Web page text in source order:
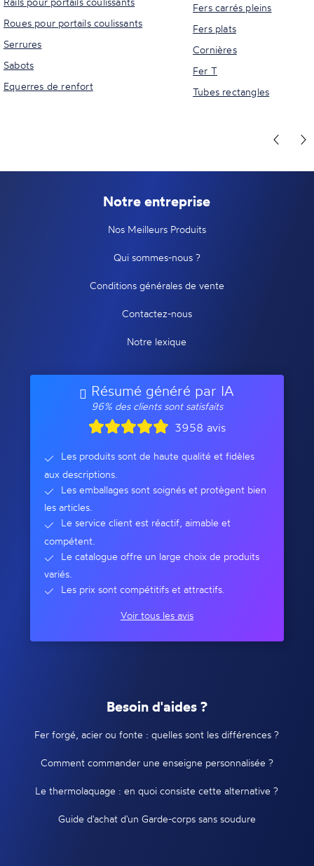
Roues pour portails coulissants
Serrures
Sabots
Equerres de renfort
Fers carrés pleins
Fers plats
Cornières
Fer T
Tubes rectangles
Notre entreprise
Nos Meilleurs Produits
Qui sommes-nous ?
Conditions générales de vente
Contactez-nous
Notre lexique
Résumé généré par IA
96% des clients sont satisfaits
3958 avis
Les produits sont de haute qualité et fidèles
aux descriptions.
Les emballages sont soignés et protègent bien
les articles.
Le service client est réactif, aimable et
compétent.
Le catalogue offre un large choix de produits
variés.
Les prix sont compétitifs et attractifs.
Voir tous les avis
Besoin d'aides ?
Fer forgé, acier ou fonte : quelles sont les différences ?
Comment commander une enseigne personnalisée ?
Le thermolaquage : en quoi consiste cette alternative ?
Guide d'achat d'un Garde-corps sans soudure